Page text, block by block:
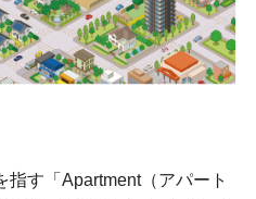
す「Apartment（アパート